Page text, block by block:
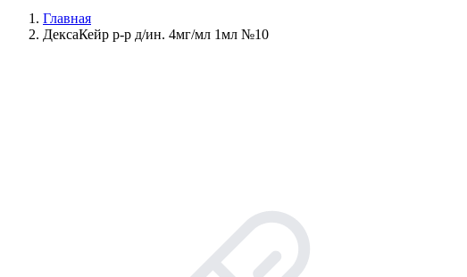
Главная
ДексаКейр р-р д/ин. 4мг/мл 1мл №10